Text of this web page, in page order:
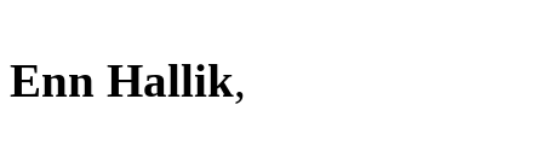
Enn Hallik,